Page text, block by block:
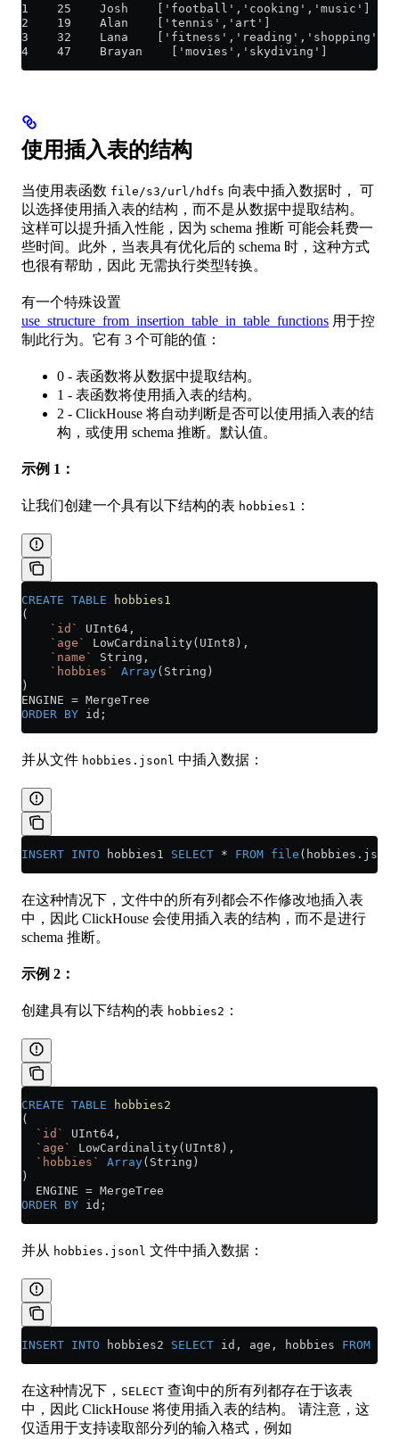
1    25    Josh    ['football','cooking','music']
2    19    Alan    ['tennis','art']
3    32    Lana    ['fitness','reading','shopping']
4    47    Brayan    ['movies','skydiving']
使用插入表的结构
当使用表函数 file/s3/url/hdfs 向表中插入数据时， 可
以选择使用插入表的结构，而不是从数据中提取结构。
这样可以提升插入性能，因为 schema 推断 可能会耗费一
些时间。此外，当表具有优化后的 schema 时，这种方式
也很有帮助，因此 无需执行类型转换。
有一个特殊设置
use_structure_from_insertion_table_in_table_functions 用于控
制此行为。它有 3 个可能的值：
0 - 表函数将从数据中提取结构。
1 - 表函数将使用插入表的结构。
2 - ClickHouse 将自动判断是否可以使用插入表的结
构，或使用 schema 推断。默认值。
示例 1：
让我们创建一个具有以下结构的表 hobbies1 ：
CREATE TABLE hobbies1
(
    `id`
UInt64,
    `age`
LowCardinality(UInt8),
    `name`
String,
    `hobbies`
Array(String)
)
ENGINE = MergeTree
ORDER BY id;
并从文件 hobbies.jsonl 中插入数据：
INSERT INTO hobbies1 SELECT * FROM file ( hobbies . jsonl
在这种情况下，文件中的所有列都会不作修改地插入表
中，因此 ClickHouse 会使用插入表的结构，而不是进行
schema 推断。
示例 2：
创建具有以下结构的表 hobbies2 ：
CREATE TABLE hobbies2
(
  `id`
UInt64,
  `age`
LowCardinality(UInt8),
  `hobbies`
Array(String)
)
  ENGINE
= MergeTree
ORDER BY id;
并从 hobbies.jsonl 文件中插入数据：
INSERT INTO hobbies2 SELECT id, age, hobbies FROM
在这种情况下， SELECT 查询中的所有列都存在于该表
中，因此 ClickHouse 将使用插入表的结构。 请注意，这
仅适用于支持读取部分列的输入格式，例如